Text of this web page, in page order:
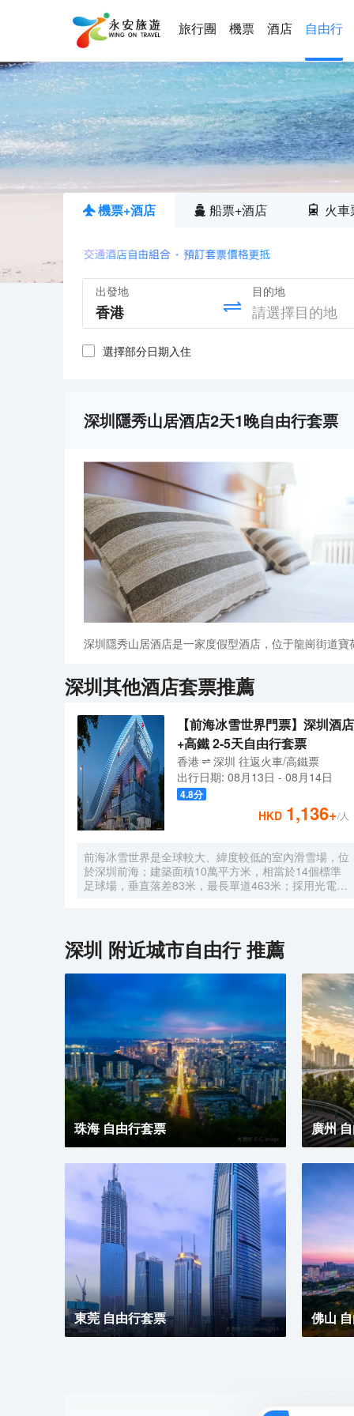
旅行團 機票 酒店 自由行
機票+酒店 船票+酒店 火車
出發地 目的地
選擇部分日期入住
深圳隱秀山居酒店2天1晚自由行套票
深圳隱秀山居酒店是一家度假型酒店，位于龍崗街道
深圳其他酒店套票推薦
【前海冰雪世界門票】深圳酒店
+高鐵 2-5天自由行套票
香港 深圳 往返火車/高鐵票
出行日期: 08月13日 - 08月14日
4.8分
HKD 1,136+/人
前海冰雪世界是全球較大、緯度較低的室內滑雪場，位
於深圳前海；建築面積10萬平方米，相當於14個標準
足球場，垂直落差83米，最長單道463米‌；採用光電發
深圳 附近城市自由行 推薦
珠海 自由行套票 廣州
東莞 自由行套票 佛山